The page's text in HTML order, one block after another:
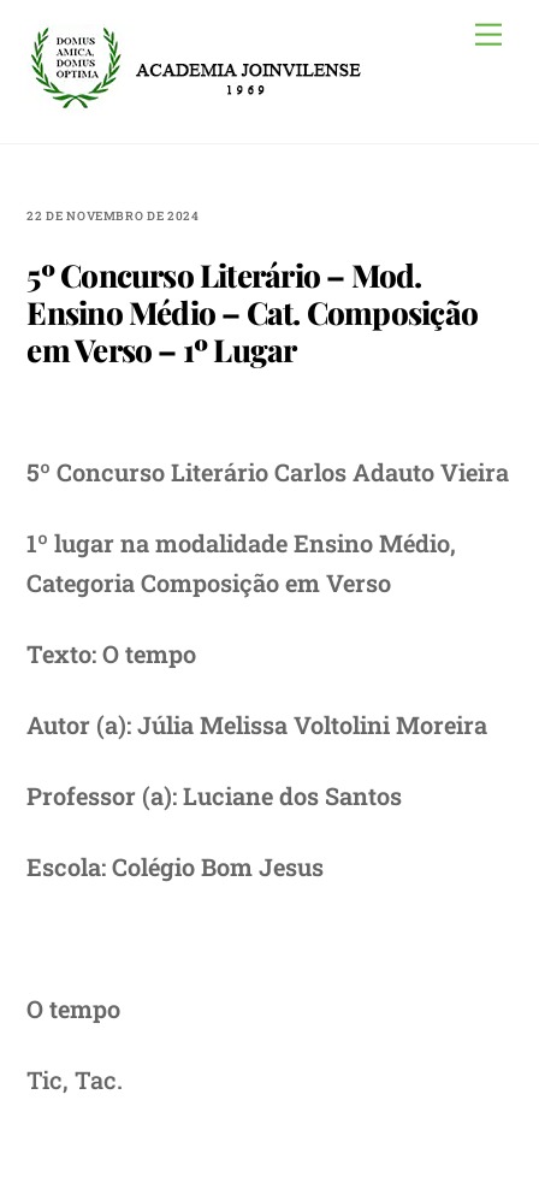
content
22 DE NOVEMBRO DE 2024
5º Concurso Literário – Mod.
Ensino Médio – Cat. Composição
em Verso – 1º Lugar
5º Concurso Literário Carlos Adauto Vieira
1º lugar na modalidade Ensino Médio,
Categoria Composição em Verso
Texto:O tempo
Autor (a):Júlia Melissa Voltolini Moreira
Professor (a):Luciane dos Santos
Escola:Colégio Bom Jesus
O tempo
Tic, Tac.